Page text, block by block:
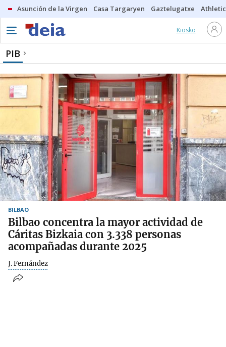
Asunción de la Virgen Casa Targaryen Gaztelugatxe Athletic
Kiosko
PIB
BILBAO
Bilbao concentra la mayor actividad de
Cáritas Bizkaia con 3.338 personas
acompañadas durante 2025
J. Fernández